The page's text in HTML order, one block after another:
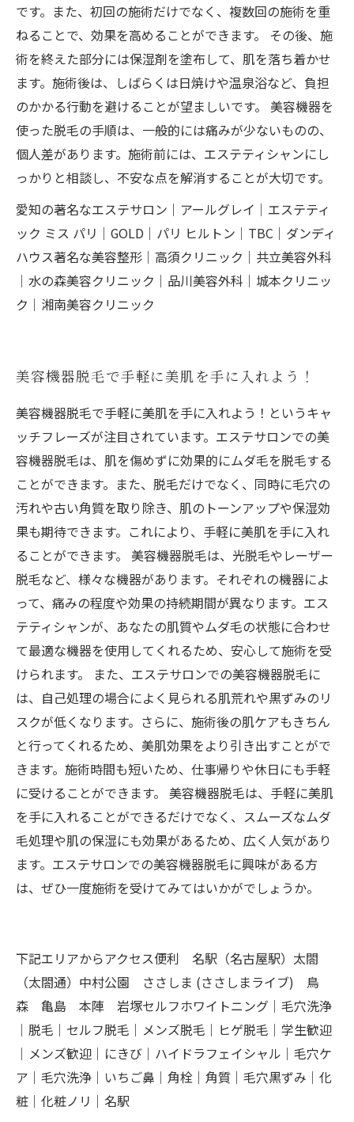
です。また、初回の施術だけでなく、複数回の施術を重
ねることで、効果を高めることができます。 その後、施
術を終えた部分には保湿剤を塗布して、肌を落ち着かせ
ます。施術後は、しばらくは日焼けや温泉浴など、負担
のかかる行動を避けることが望ましいです。 美容機器を
使った脱毛の手順は、一般的には痛みが少ないものの、
個人差があります。施術前には、エステティシャンにし
っかりと相談し、不安な点を解消することが大切です。
愛知の著名なエステサロン｜アールグレイ｜エステティ
ック ミス パリ｜GOLD｜パリ ヒルトン｜TBC｜ダンディ
ハウス著名な美容整形｜高須クリニック｜共立美容外科
｜水の森美容クリニック｜品川美容外科｜城本クリニッ
ク｜湘南美容クリニック
美容機器脱毛で手軽に美肌を手に入れよう！
美容機器脱毛で手軽に美肌を手に入れよう！というキャ
ッチフレーズが注目されています。エステサロンでの美
容機器脱毛は、肌を傷めずに効果的にムダ毛を脱毛する
ことができます。また、脱毛だけでなく、同時に毛穴の
汚れや古い角質を取り除き、肌のトーンアップや保湿効
果も期待できます。これにより、手軽に美肌を手に入れ
ることができます。 美容機器脱毛は、光脱毛やレーザー
脱毛など、様々な機器があります。それぞれの機器によ
って、痛みの程度や効果の持続期間が異なります。エス
テティシャンが、あなたの肌質やムダ毛の状態に合わせ
て最適な機器を使用してくれるため、安心して施術を受
けられます。 また、エステサロンでの美容機器脱毛に
は、自己処理の場合によく見られる肌荒れや黒ずみのリ
スクが低くなります。さらに、施術後の肌ケアもきちん
と行ってくれるため、美肌効果をより引き出すことがで
きます。施術時間も短いため、仕事帰りや休日にも手軽
に受けることができます。 美容機器脱毛は、手軽に美肌
を手に入れることができるだけでなく、スムーズなムダ
毛処理や肌の保湿にも効果があるため、広く人気があり
ます。エステサロンでの美容機器脱毛に興味がある方
は、ぜひ一度施術を受けてみてはいかがでしょうか。
下記エリアからアクセス便利 名駅（名古屋駅）太閤
（太閤通）中村公園 ささしま (ささしまライブ) 鳥
森 亀島 本陣 岩塚セルフホワイトニング｜毛穴洗浄
｜脱毛｜セルフ脱毛｜メンズ脱毛｜ヒゲ脱毛｜学生歓迎
｜メンズ歓迎｜にきび｜ハイドラフェイシャル｜毛穴ケ
ア｜毛穴洗浄｜いちご鼻｜角栓｜角質｜毛穴黒ずみ｜化
粧｜化粧ノリ｜名駅